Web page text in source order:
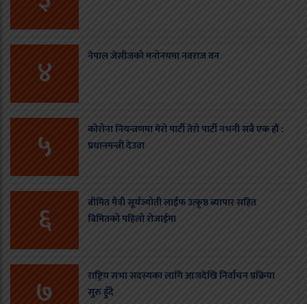
४ नेपाल जेसीजको मनोनयमा नवराज वन
५
कोरोना नियन्त्रणमा मेरो पार्टी तेरो पार्टी नभनी सबै एक हौं :
प्रधानमन्त्री देउवा
६
बीमित मैत्री सूर्यज्योती लाईफ उत्कृष्ठ ब्यापार सहित
बिमितको पहिलो रोजाईमा
७
राष्ट्रिय सभा सदस्यका लागि आजदेखि निर्वाचन प्रक्रिया
सुरु हुँदै